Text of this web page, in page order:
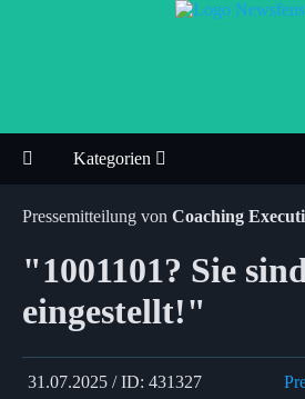
Kategorien
Pressemitteilung von Coaching
"1001101? Sie
eingestellt!"
31.07.2025 / ID: 431327